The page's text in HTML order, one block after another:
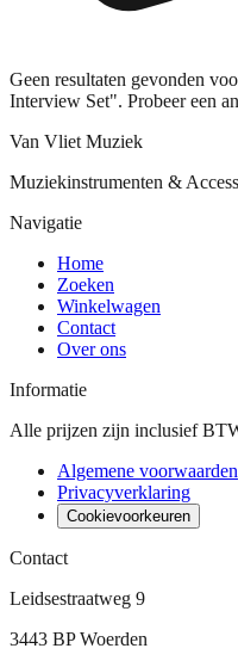
Geen resultaten gevonden
Interview Set". Probeer een
Van Vliet Muziek
Muziekinstrumenten &
Navigatie
Home
Zoeken
Winkelwagen
Contact
Over ons
Informatie
Alle prijzen zijn inclusief
Algemene voorwaarden
Privacyverklaring
Cookievoorkeuren
Contact
Leidsestraatweg 9
3443 BP Woerden